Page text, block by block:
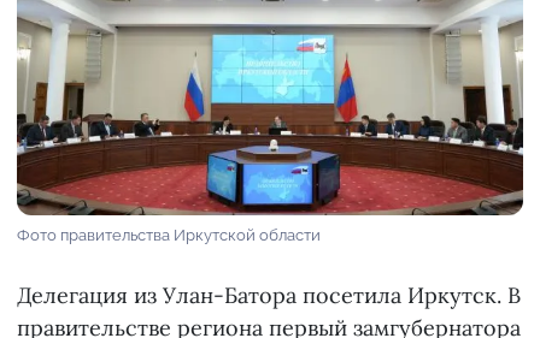
Фото правительства Иркутской области
Делегация из Улан-Батора посетила Иркутск. В
правительстве региона первый замгубернатора